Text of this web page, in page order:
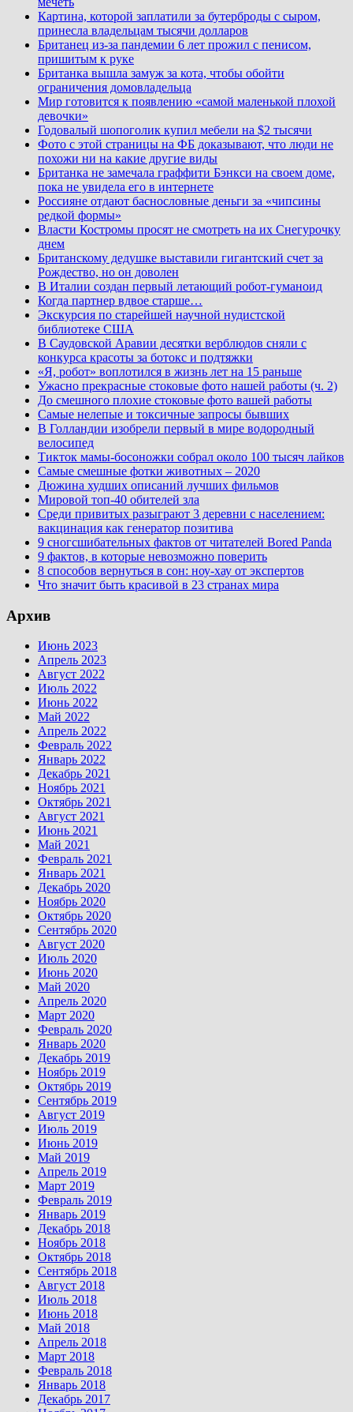
Картина, которой заплатили за бутерброды с сыром,
принесла владельцам тысячи долларов
Британец из-за пандемии 6 лет прожил с пенисом,
пришитым к руке
Британка вышла замуж за кота, чтобы обойти
ограничения домовладельца
Мир готовится к появлению «самой маленькой плохой
девочки»
Годовалый шопоголик купил мебели на $2 тысячи
Фото с этой страницы на ФБ доказывают, что люди не
похожи ни на какие другие виды
Британка не замечала граффити Бэнкси на своем доме,
пока не увидела его в интернете
Россияне отдают баснословные деньги за «чипсины
редкой формы»
Власти Костромы просят не смотреть на их Снегурочку
днем
Британскому дедушке выставили гигантский счет за
Рождество, но он доволен
В Италии создан первый летающий робот-гуманоид
Когда партнер вдвое старше…
Экскурсия по старейшей научной нудистской
библиотеке США
В Саудовской Аравии десятки верблюдов сняли с
конкурса красоты за ботокс и подтяжки
«Я, робот» воплотился в жизнь лет на 15 раньше
Ужасно прекрасные стоковые фото нашей работы (ч. 2)
До смешного плохие стоковые фото вашей работы
Самые нелепые и токсичные запросы бывших
В Голландии изобрели первый в мире водородный
велосипед
Тикток мамы-босоножки собрал около 100 тысяч лайков
Самые смешные фотки животных – 2020
Дюжина худших описаний лучших фильмов
Мировой топ-40 обителей зла
Среди привитых разыграют 3 деревни с населением:
вакцинация как генератор позитива
9 сногсшибательных фактов от читателей Bored Panda
9 фактов, в которые невозможно поверить
8 способов вернуться в сон: ноу-хау от экспертов
Что значит быть красивой в 23 странах мира
Архив
Июнь 2023
Апрель 2023
Август 2022
Июль 2022
Июнь 2022
Май 2022
Апрель 2022
Февраль 2022
Январь 2022
Декабрь 2021
Ноябрь 2021
Октябрь 2021
Август 2021
Июнь 2021
Май 2021
Февраль 2021
Январь 2021
Декабрь 2020
Ноябрь 2020
Октябрь 2020
Сентябрь 2020
Август 2020
Июль 2020
Июнь 2020
Май 2020
Апрель 2020
Март 2020
Февраль 2020
Январь 2020
Декабрь 2019
Ноябрь 2019
Октябрь 2019
Сентябрь 2019
Август 2019
Июль 2019
Июнь 2019
Май 2019
Апрель 2019
Март 2019
Февраль 2019
Январь 2019
Декабрь 2018
Ноябрь 2018
Октябрь 2018
Сентябрь 2018
Август 2018
Июль 2018
Июнь 2018
Май 2018
Апрель 2018
Март 2018
Февраль 2018
Январь 2018
Декабрь 2017